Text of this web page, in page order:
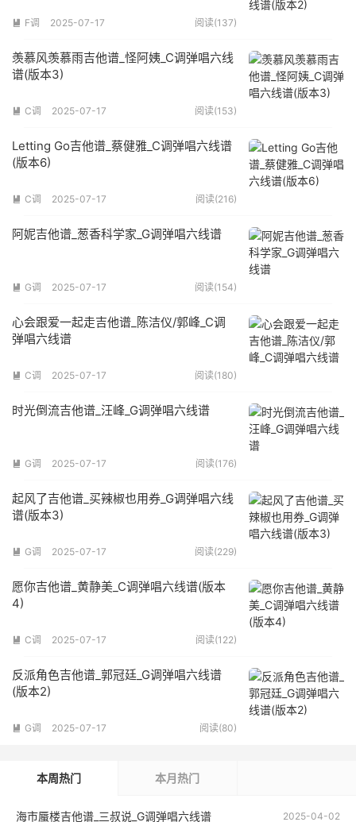
 F调 2025-07-17 阅读(137)
羡慕风羡慕雨吉他谱_怪阿姨_C调弹唱六线
谱(版本3)
 C调 2025-07-17 阅读(153)
Letting Go吉他谱_蔡健雅_C调弹唱六线谱
(版本6)
 C调 2025-07-17 阅读(216)
阿妮吉他谱_葱香科学家_G调弹唱六线谱
 G调 2025-07-17 阅读(154)
心会跟爱一起走吉他谱_陈洁仪/郭峰_C调
弹唱六线谱
 C调 2025-07-17 阅读(180)
时光倒流吉他谱_汪峰_G调弹唱六线谱
 G调 2025-07-17 阅读(176)
起风了吉他谱_买辣椒也用券_G调弹唱六线
谱(版本3)
 G调 2025-07-17 阅读(229)
愿你吉他谱_黄静美_C调弹唱六线谱(版本
4)
 C调 2025-07-17 阅读(122)
反派角色吉他谱_郭冠廷_G调弹唱六线谱
(版本2)
 G调 2025-07-17 阅读(80)
本周热门 本月热门
2025-04-02
海市蜃楼吉他谱_三叔说_G调弹唱六线谱